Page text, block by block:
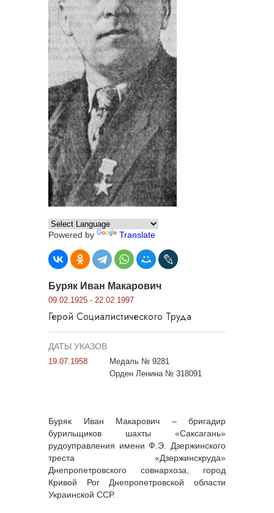
Powered by Translate
Буряк Иван Макарович
09.02.1925 - 22.02.1997
Герой Социалистического Труда
ДАТЫ УКАЗОВ
19.07.1958
Медаль № 9281
Орден Ленина № 318091
Буряк Иван Макарович – бригадир
бурильщиков шахты «Саксагань»
рудоуправления имени Ф.Э. Дзержинского
треста «Дзержинскруда»
Днепропетровского совнархоза, город
Кривой Рог Днепропетровской области
Украинской ССР.